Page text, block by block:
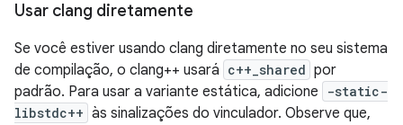
Usar clang diretamente
Se você estiver usando clang diretamente no seu sistema
de compilação, o clang++ usará c++_shared por
padrão. Para usar a variante estática, adicione
-static-
libstdc++ às sinalizações do vinculador. Observe que,